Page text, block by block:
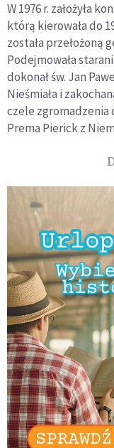
W 1976 r. założyła
którą kierowała do
została przełożoną
Podejmowała
dokonał św. Jan
Nieśmiała i
czele zgromadzenia
Prema Pierick z